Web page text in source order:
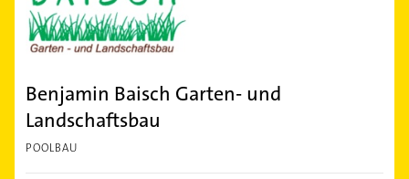
Benjamin Baisch Garten- und
Landschaftsbau
POOLBAU